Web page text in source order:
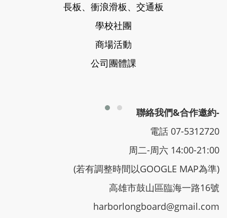
長板、衝浪滑板、交通板
學校社團
商場活動
公司團體課
聯絡我們&合作邀約-
電話 07-5312720
周二-周六 14:00-21:00
(若有調整時間以GOOGLE MAP為準)
高雄市鼓山區臨海一路16號
harborlongboard@gmail.com